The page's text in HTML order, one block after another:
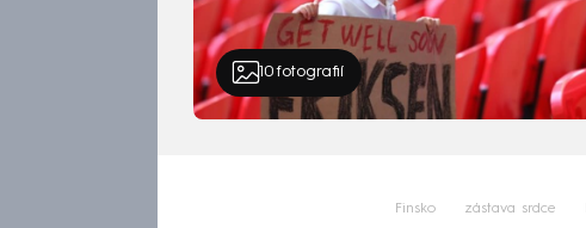
10fotografií
Finsko zástava srdce